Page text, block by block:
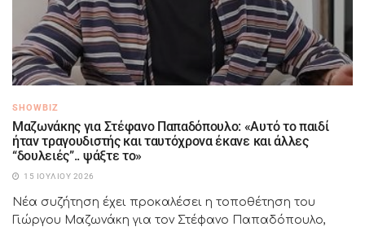
SHOWBIZ
Μαζωνάκης για Στέφανο Παπαδόπουλο: «Αυτό το παιδί
ήταν τραγουδιστής και ταυτόχρονα έκανε και άλλες
“δουλειές”.. ψάξτε το»
15 ΙΟΥΛΊΟΥ 2026
Νέα συζήτηση έχει προκαλέσει η τοποθέτηση του
Γιώργου Μαζωνάκη για τον Στέφανο Παπαδόπουλο,